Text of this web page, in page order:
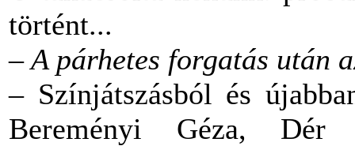
történt...
– A párhetes forgatás után
– Színjátszásból és
Bereményi Géza,